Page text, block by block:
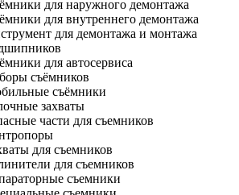
для наружного демонтажа
для внутреннего демонтажа
для демонтажа и монтажа
для автосервиса
съёмников
съёмники
захваты
части для съемников
для съемников
для съемников
съемники